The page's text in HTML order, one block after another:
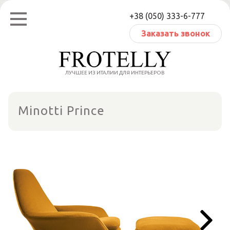
Перейти
содержанию
+38 (050) 333-6-777
Заказать звонок
ЛУЧШЕЕ ИЗ ИТАЛИИ ДЛЯ ИНТЕРЬЕРОВ
Minotti Prince